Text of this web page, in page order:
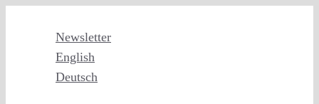
Newsletter
English
Deutsch